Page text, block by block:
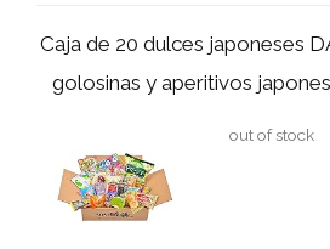
Caja de 20 dulces japoneses
golosinas y aperitivos
out of stock